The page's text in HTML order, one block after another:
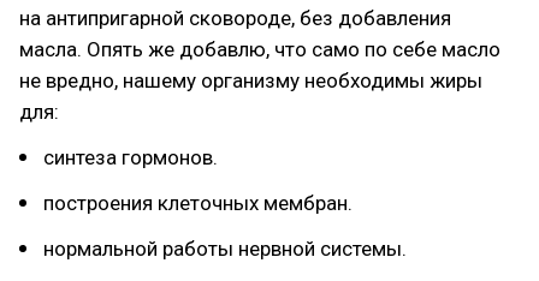
на антипригарной сковороде, без добавления
масла. Опять же добавлю, что само по себе масло
не вредно, нашему организму необходимы жиры
для:
синтеза гормонов.
построения клеточных мембран.
нормальной работы нервной системы.